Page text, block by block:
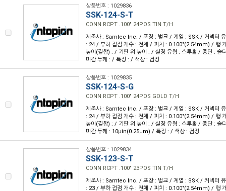
상품번호 : 1029836
SSK-124-S-T
CONN RCPT .100" 24POS TIN T/H
제조사 : Samtec Inc. / 포장 : 벌크 / 계열 : SSK / 커넥터
: 24 / 부하 접점 개수 : 전체 / 피치 : 0.100"(2.54mm) / 행
높이(결합) : / 기판 위 높이 : / 실장 유형 : 스루홀 / 종단 : 솔
마감 두께 : / 특징 : / 색상 : 검정
상품번호 : 1029835
SSK-124-S-G
CONN RCPT .100" 24POS GOLD T/H
제조사 : Samtec Inc. / 포장 : 벌크 / 계열 : SSK / 커넥터
: 24 / 부하 접점 개수 : 전체 / 피치 : 0.100"(2.54mm) / 행
높이(결합) : / 기판 위 높이 : / 실장 유형 : 스루홀 / 종단 : 솔
마감 두께 : 10µin(0.25µm) / 특징 : / 색상 : 검정
상품번호 : 1029834
SSK-123-S-T
CONN RCPT .100" 23POS TIN T/H
제조사 : Samtec Inc. / 포장 : 벌크 / 계열 : SSK / 커넥터
: 23 / 부하 접점 개수 : 전체 / 피치 : 0.100"(2.54mm) / 행